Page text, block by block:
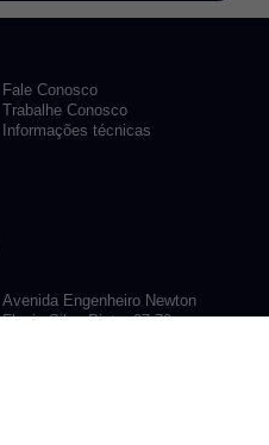
Fale Conosco
Trabalhe Conosco
Informações técnicas
Avenida Engenheiro Newton
Flavio Silva Pinto, 07-70,